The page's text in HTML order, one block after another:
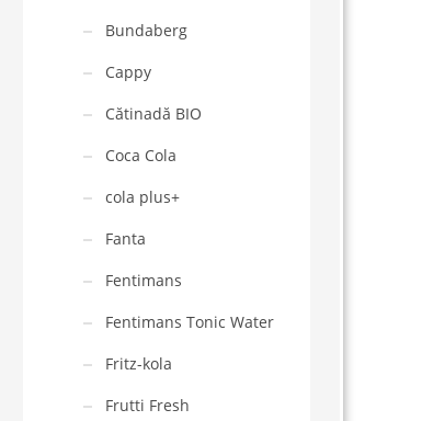
Bundaberg
Cappy
Cătinadă BIO
Coca Cola
cola plus+
Fanta
Fentimans
Fentimans Tonic Water
Fritz-kola
Frutti Fresh